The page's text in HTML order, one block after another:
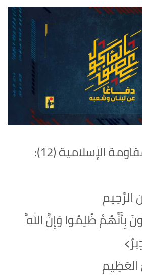
الإسلامية (12):
الرَّحِيم
بِأَنَّهُمْ ظُلِمُوا وَإِنَّ اللَّهَ